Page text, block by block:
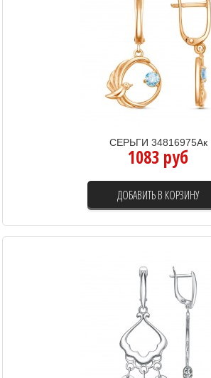
СЕРЬГИ 34816975Ак
1083 руб
ДОБАВИТЬ В КОРЗИНУ